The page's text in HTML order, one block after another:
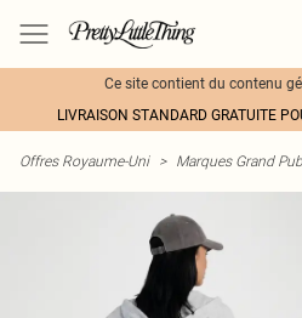
Ce site contient du contenu
LIVRAISON STANDARD GRATUITE
Offres Royaume-Uni > Marques Grand